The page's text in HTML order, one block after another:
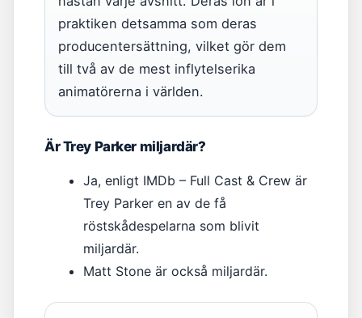
praktiken detsamma som deras
producentersättning, vilket gör dem
till två av de mest inflytelserika
animatörerna i världen.
Är Trey Parker miljardär?
Ja, enligt IMDb – Full Cast & Crew är
Trey Parker en av de få
röstskådespelarna som blivit
miljardär.
Matt Stone är också miljardär.